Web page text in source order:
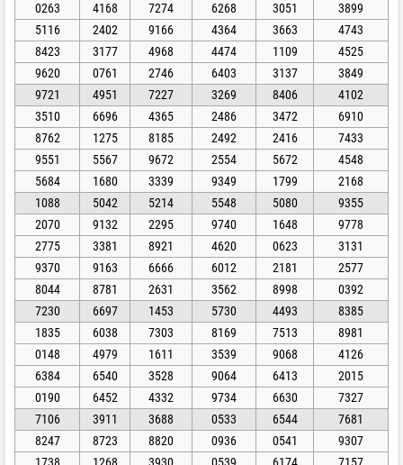
0263
4168 7274 6268 3051
3899
5116
2402 9166 4364 3663
4743
8423
3177 4968 4474 1109
4525
9620
0761 2746 6403 3137
3849
9721
4951 7227 3269 8406
4102
3510
6696 4365 2486 3472
6910
8762
1275 8185 2492 2416
7433
9551
5567 9672 2554 5672
4548
5684
1680 3339 9349 1799
2168
1088
5042 5214 5548 5080
9355
2070
9132 2295 9740 1648
9778
2775
3381 8921 4620 0623
3131
9370
9163 6666 6012 2181
2577
8044
8781 2631 3562 8998
0392
7230
6697 1453 5730 4493
8385
1835
6038 7303 8169 7513
8981
0148
4979 1611 3539 9068
4126
6384
6540 3528 9064 6413
2015
0190
6452 4332 9734 6630
7327
7106
3911 3688 0533 6544
7681
8247
8723 8820 0936 0541
9307